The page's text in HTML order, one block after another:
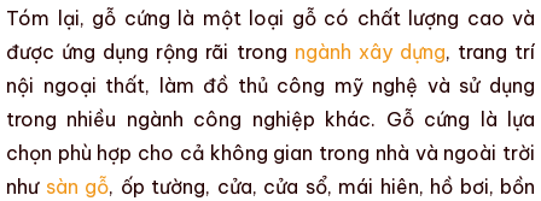
Tóm lại, gỗ cứng là một loại gỗ có chất lượng cao và
được ứng dụng rộng rãi trong ngành xây dựng, trang trí
nội ngoại thất, làm đồ thủ công mỹ nghệ và sử dụng
trong nhiều ngành công nghiệp khác. Gỗ cứng là lựa
chọn phù hợp cho cả không gian trong nhà và ngoài trời
như sàn gỗ, ốp tường, cửa, cửa sổ, mái hiên, hồ bơi, bồn